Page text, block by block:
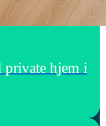
private hjem i